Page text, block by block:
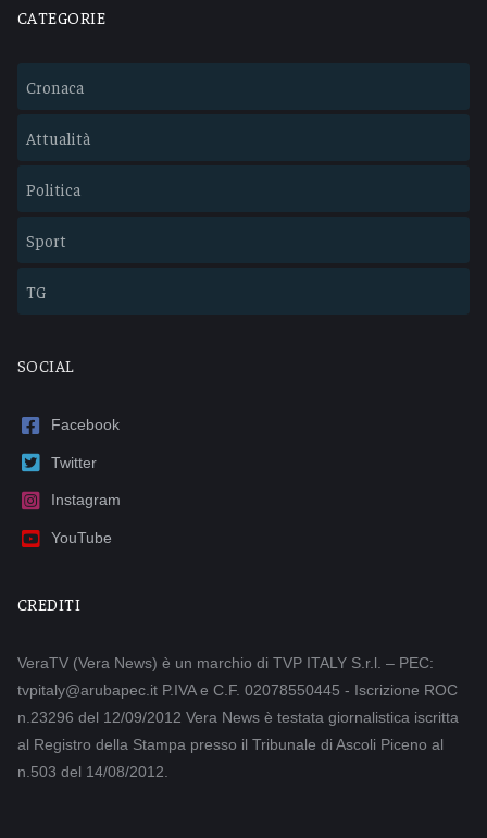
CATEGORIE
Cronaca
Attualità
Politica
Sport
TG
SOCIAL
Facebook
Twitter
Instagram
YouTube
CREDITI
VeraTV (Vera News) è un marchio di TVP ITALY S.r.l. – PEC:
tvpitaly@arubapec.it P.IVA e C.F. 02078550445 - Iscrizione ROC
n.23296 del 12/09/2012 Vera News è testata giornalistica iscritta
al Registro della Stampa presso il Tribunale di Ascoli Piceno al
n.503 del 14/08/2012.